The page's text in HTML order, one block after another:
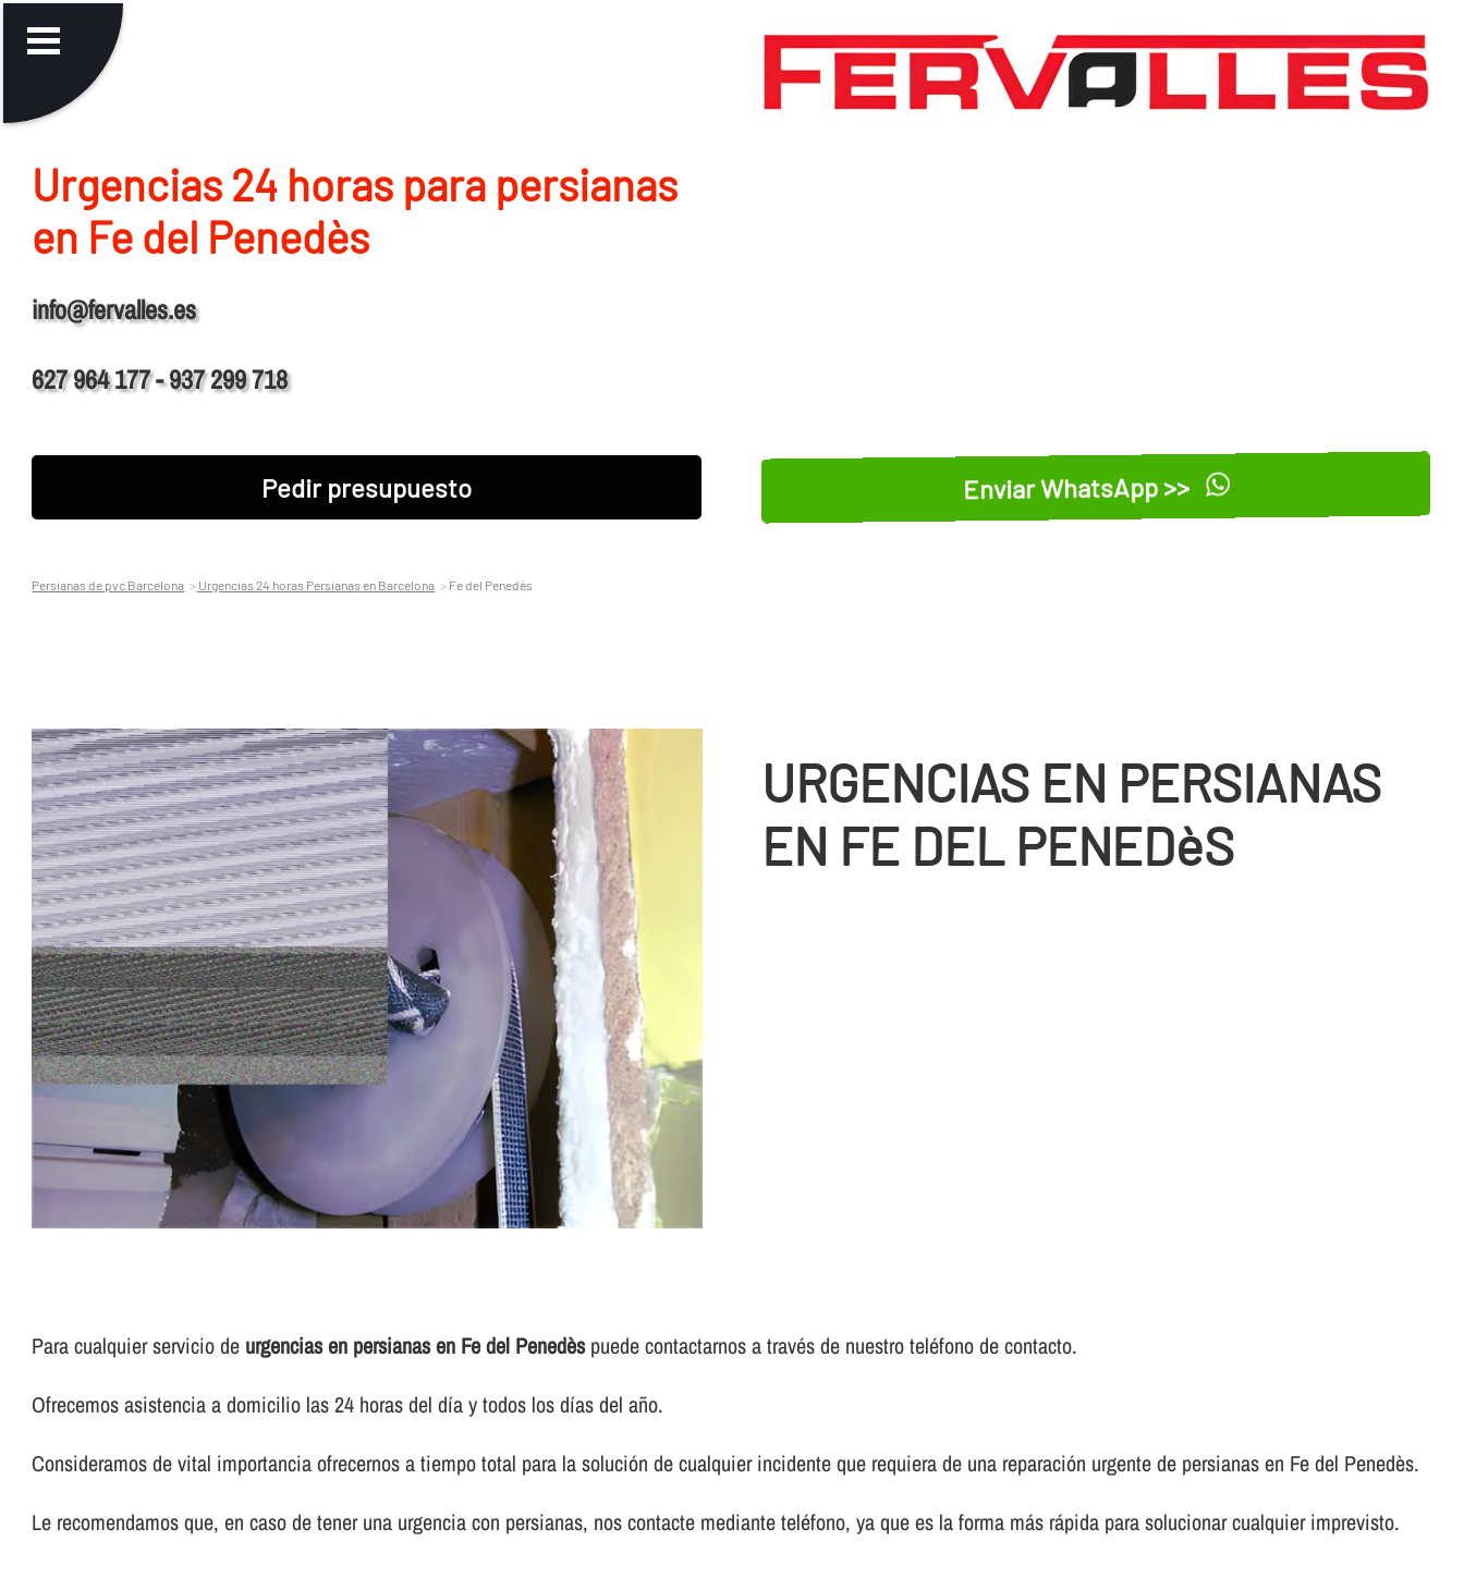
Urgencias 24 horas para persianas
en Fe del Penedès
info@fervalles.es
627 964 177 - 937 299 718
Pedir presupuesto Enviar WhatsApp >>
Persianas de pvc Barcelona Urgencias 24 horas Persianas en Barcelona Fe del Penedès
URGENCIAS EN PERSIANAS
EN FE DEL PENEDèS
Para cualquier servicio de urgencias en persianas en Fe del Penedèspuede contactarnos a través de nuestro teléfono de contacto.
Ofrecemos asistencia a domicilio las 24 horas del dí­a y todos los dí­as del año.
Consideramos de vital importancia ofrecernos a tiempo total para la solución de cualquier incidente que requiera de una reparación urgente de persianas en Fe del Penedès.
Le recomendamos que, en caso de tener una urgencia con persianas, nos contacte mediante teléfono, ya que es la forma más rápida para solucionar cualquier imprevisto.